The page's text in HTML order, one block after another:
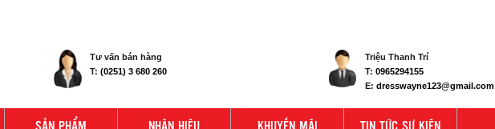
Tư vấn bán hàng
T: (0251) 3 680 260
Triệu Thanh Trí
T: 0965294155
E: dresswayne123@gmail.com